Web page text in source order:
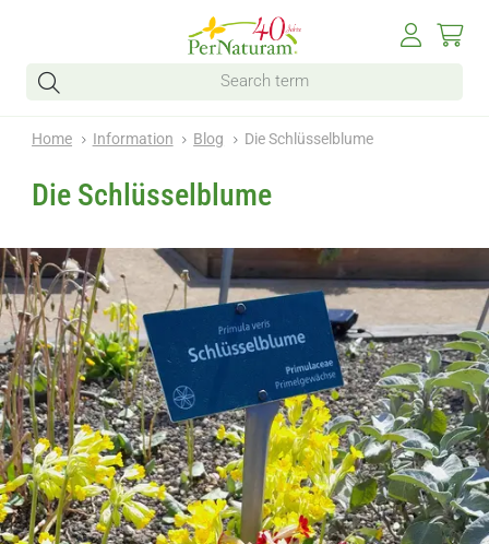
Home Information Blog Die Schlüsselblume
Die Schlüsselblume